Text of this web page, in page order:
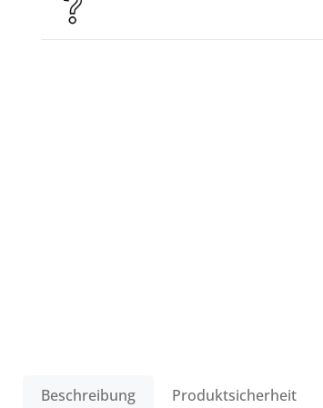
Beschreibung Produktsicherheit